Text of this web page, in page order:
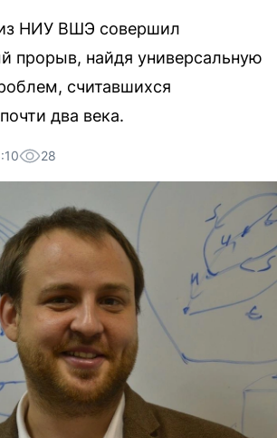
НИУ ВШЭ совершил
прорыв, найдя универсальную
считавшихся
два века.
28